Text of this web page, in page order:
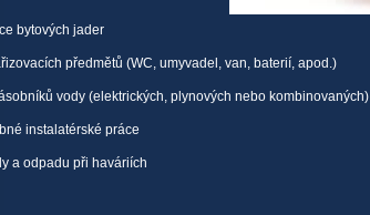
bytových jader
předmětů (WC, umyvadel, van, baterií, apod.)
vody (elektrických, plynových nebo kombinovaných)
instalatérské práce
a odpadu při haváriích